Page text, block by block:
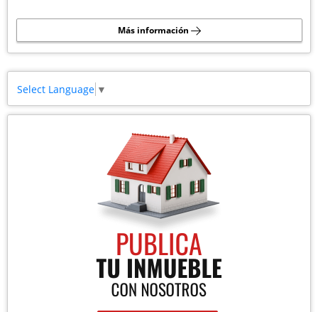
Más información
Select Language ▼